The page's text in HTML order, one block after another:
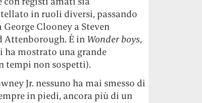
in ruoli diversi, passando
Clooney a Steven
Attenborough. È in Wonder boys,
mostrato una grande
tempi non sospetti).
Jr. nessuno ha mai smesso di
in piedi, ancora più di un